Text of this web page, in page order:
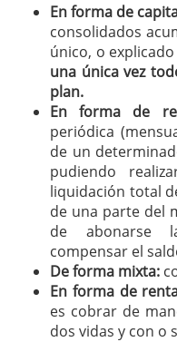
En forma de
consolidados
único, o
una única vez
plan.
En forma de
periódica
de un
pudiendo
liquidación total
de una parte del
de abonarse
compensar el
De forma mixta:
En forma de
es cobrar de
dos vidas y con o